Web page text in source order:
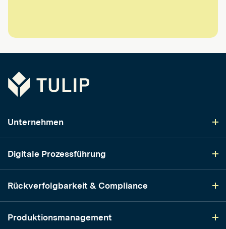
Tulip
Unternehmen
Digitale Prozessführung
Rückverfolgbarkeit & Compliance
Produktionsmanagement